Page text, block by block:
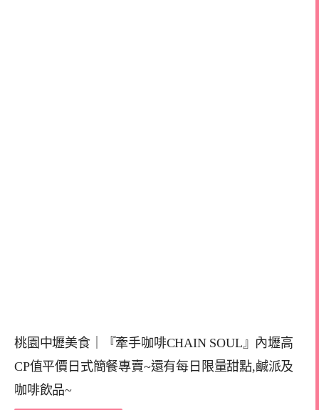
桃園中壢美食｜『牽手咖啡CHAIN SOUL』內壢高
CP值平價日式簡餐專賣~還有每日限量甜點,鹹派及
咖啡飲品~